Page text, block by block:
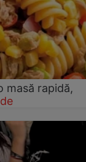
masă rapidă,